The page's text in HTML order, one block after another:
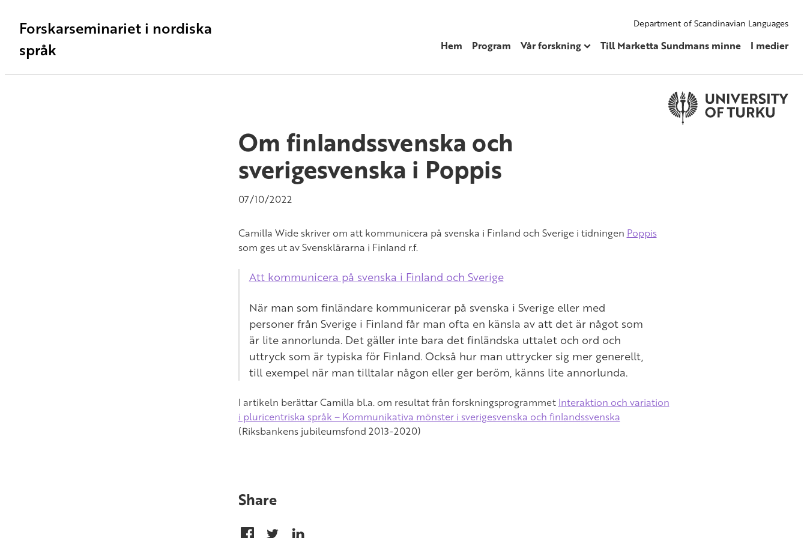
Forskarseminariet i nordiska
språk
Department of Scandinavian Languages
Hem Program Vår forskning Till Marketta Sundmans minne I medier
Om finlandssvenska och
sverigesvenska i Poppis
07/10/2022
Camilla Wide skriver om att kommunicera på svenska i Finland och Sverige i tidningen Poppis
som ges ut av Svensklärarna i Finland r.f.
Att kommunicera på svenska i Finland och Sverige
När man som finländare kommunicerar på svenska i Sverige eller med
personer från Sverige i Finland får man ofta en känsla av att det är något som
är lite annorlunda. Det gäller inte bara det finländska uttalet och ord och
uttryck som är typiska för Finland. Också hur man uttrycker sig mer generellt,
till exempel när man tilltalar någon eller ger beröm, känns lite annorlunda.
I artikeln berättar Camilla bl.a. om resultat från forskningsprogrammet Interaktion och variation
i pluricentriska språk – Kommunikativa mönster i sverigesvenska och finlandssvenska
(Riksbankens jubileumsfond 2013-2020)
Share